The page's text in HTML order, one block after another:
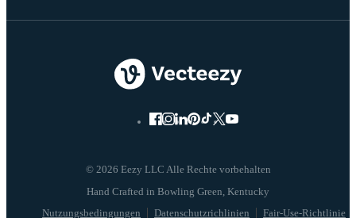
© 2026 Eezy LLC Alle Rechte vorbehalten
Nutzungsbedingungen Datenschutzrichlinien Fair-Use-Richtlinie